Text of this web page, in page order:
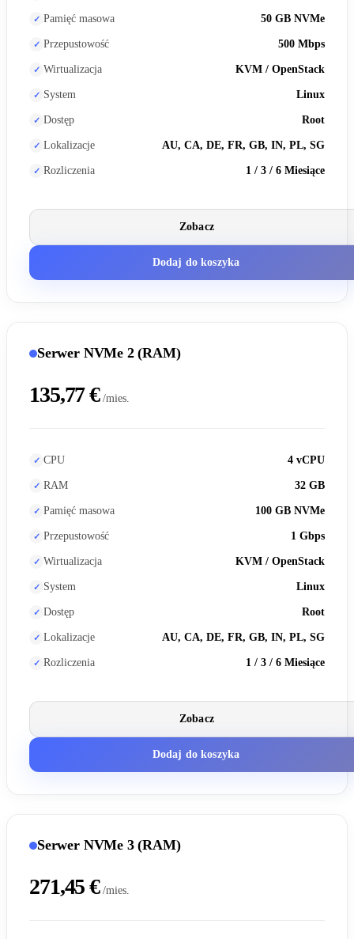
Pamięć masowa 50 GB NVMe
Przepustowość 500 Mbps
Wirtualizacja KVM / OpenStack
System Linux
Dostęp Root
Lokalizacje AU, CA, DE, FR, GB, IN, PL, SG
Rozliczenia 1 / 3 / 6 Miesiące
Zobacz
Dodaj do koszyka
Serwer NVMe 2 (RAM)
135,77 € /mies.
CPU 4 vCPU
RAM 32 GB
Pamięć masowa 100 GB NVMe
Przepustowość 1 Gbps
Wirtualizacja KVM / OpenStack
System Linux
Dostęp Root
Lokalizacje AU, CA, DE, FR, GB, IN, PL, SG
Rozliczenia 1 / 3 / 6 Miesiące
Zobacz
Dodaj do koszyka
Serwer NVMe 3 (RAM)
271,45 € /mies.